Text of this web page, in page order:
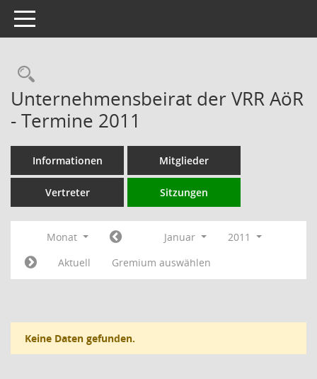
Toggle navigation
Rechercheauswahl
Unternehmensbeirat der VRR AöR
- Termine 2011
Informationen Mitglieder
Vertreter Sitzungen
Monat Januar
2011
Aktuell
Gremium auswählen
Keine Daten gefunden.